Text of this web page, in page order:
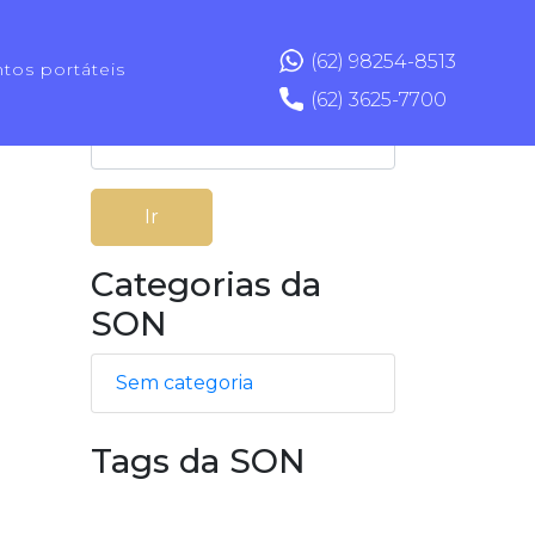
portáteis
(62) 98254-8513
(62) 3625-7700
Ir
Categorias da
SON
Sem categoria
Tags da SON